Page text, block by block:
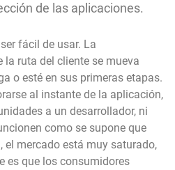
de las aplicaciones.
fácil de usar. La
ruta del cliente se mueva
o esté en sus primeras etapas.
al instante de la aplicación,
a un desarrollador, ni
como se supone que
el mercado está muy saturado,
es que los consumidores